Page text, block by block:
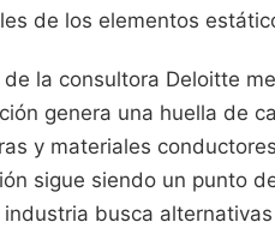
de los elementos
la consultora Deloitte
genera una huella de
y materiales
sigue siendo un punto
busca